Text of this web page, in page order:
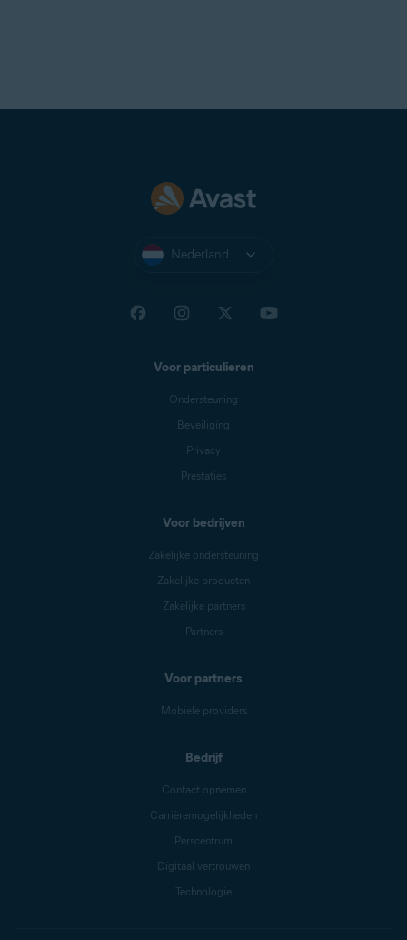
Nederland
Voor particulieren
Ondersteuning
Beveiliging
Privacy
Prestaties
Voor bedrijven
Zakelijke ondersteuning
Zakelijke producten
Zakelijke partners
Partners
Voor partners
Mobiele providers
Bedrijf
Contact opnemen
Carrièremogelijkheden
Perscentrum
Digitaal vertrouwen
Technologie